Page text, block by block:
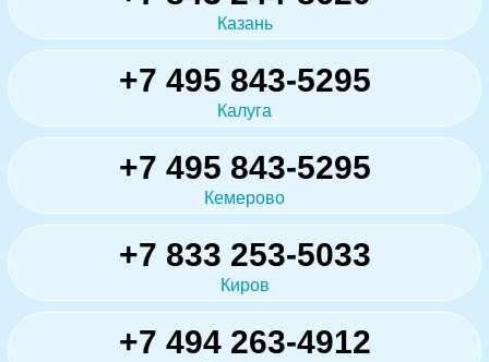
Казань
+7 495 843-5295
Калуга
+7 495 843-5295
Кемерово
+7 833 253-5033
Киров
+7 494 263-4912